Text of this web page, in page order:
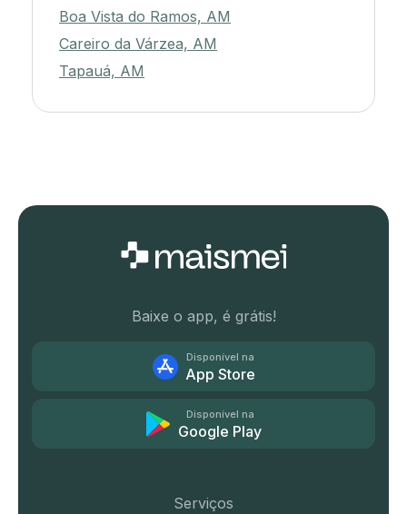
Boa Vista do Ramos, AM
Careiro da Várzea, AM
Tapauá, AM
Baixe o app, é grátis!
Disponível na
App Store
Disponível na
Google Play
Serviços